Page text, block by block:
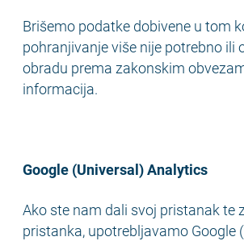
Brišemo podatke dobivene u tom
pohranjivanje više nije potrebno ili
obradu prema zakonskim
informacija.
Google (Universal) Analytics
Ako ste nam dali svoj pristanak te
pristanka, upotrebljavamo Google